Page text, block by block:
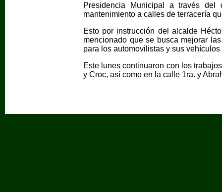
Presidencia Municipal a través del
mantenimiento a calles de terracería
Esto por instrucción del alcalde
mencionado que se busca mejorar
para los automovilistas y sus
Este lunes continuaron con los
y Croc, así como en la calle 1ra. y